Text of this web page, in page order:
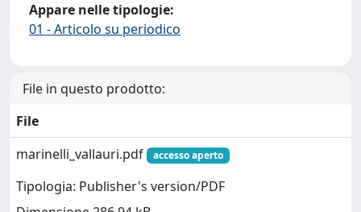
Appare nelle tipologie:
01 - Articolo su periodico
File in questo prodotto:
File
marinelli_vallauri.pdf
accesso aperto
Tipologia: Publisher's version/PDF